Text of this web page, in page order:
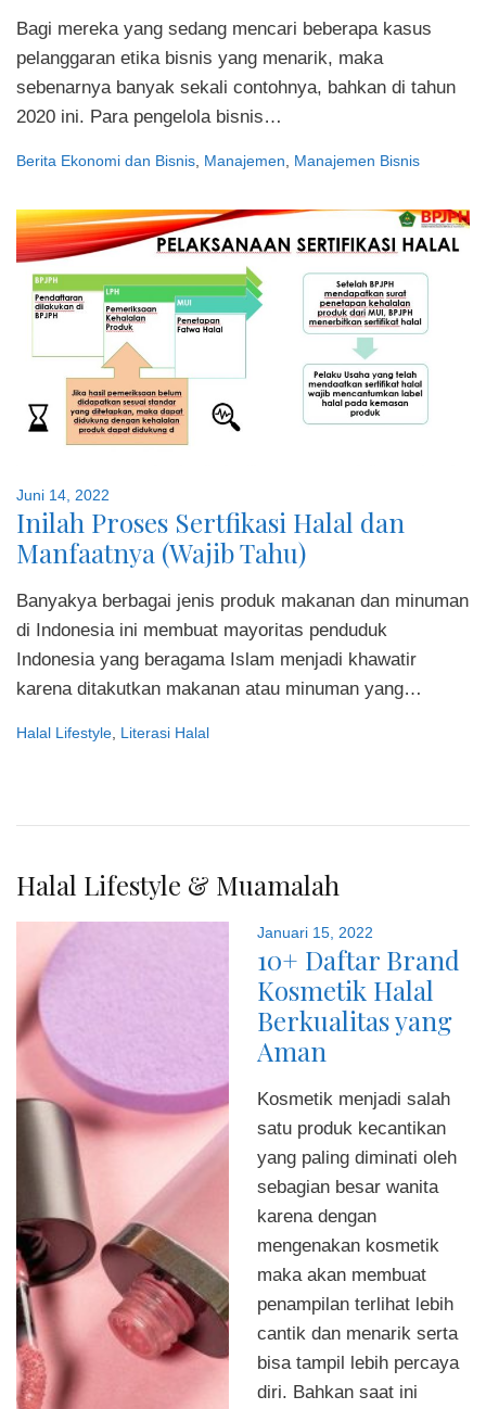
Bagi mereka yang sedang mencari beberapa kasus
pelanggaran etika bisnis yang menarik, maka
sebenarnya banyak sekali contohnya, bahkan di tahun
2020 ini. Para pengelola bisnis…
Berita Ekonomi dan Bisnis, Manajemen, Manajemen Bisnis
Inilah Proses Sertfikasi Halal dan
Manfaatnya (Wajib Tahu)
Juni 14, 2022
Banyakya berbagai jenis produk makanan dan minuman
di Indonesia ini membuat mayoritas penduduk
Indonesia yang beragama Islam menjadi khawatir
karena ditakutkan makanan atau minuman yang…
Halal Lifestyle Literasi Halal
Halal Lifestyle & Muamalah
10+ Daftar Brand
Kosmetik Halal
Berkualitas yang
Aman
Januari 15, 2022
Kosmetik menjadi salah
satu produk kecantikan
yang paling diminati oleh
sebagian besar wanita
karena dengan
mengenakan kosmetik
maka akan membuat
penampilan terlihat lebih
cantik dan menarik serta
bisa tampil lebih percaya
diri. Bahkan saat ini